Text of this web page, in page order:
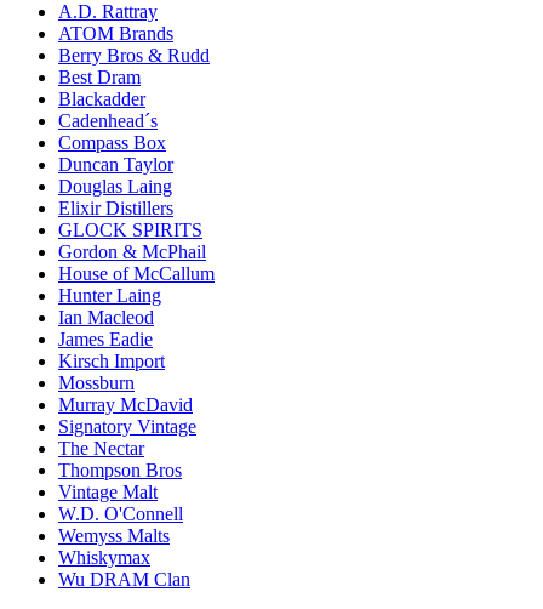
A.D. Rattray
ATOM Brands
Berry Bros & Rudd
Best Dram
Blackadder
Cadenhead´s
Compass Box
Duncan Taylor
Douglas Laing
Elixir Distillers
GLOCK SPIRITS
Gordon & McPhail
House of McCallum
Hunter Laing
Ian Macleod
James Eadie
Kirsch Import
Mossburn
Murray McDavid
Signatory Vintage
The Nectar
Thompson Bros
Vintage Malt
W.D. O'Connell
Wemyss Malts
Whiskymax
Wu DRAM Clan